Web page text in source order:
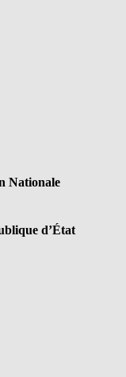
Nationale
d’État